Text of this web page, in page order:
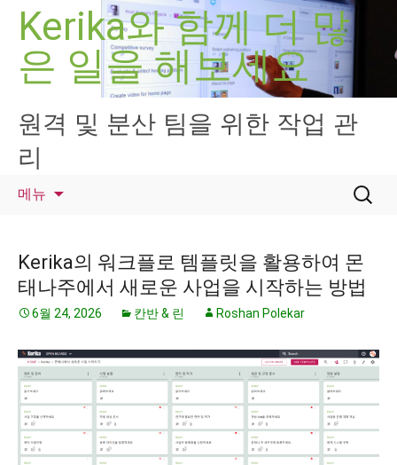
Kerika와 함께 더 많
은 일을 해보세요
원격 및 분산 팀을 위한 작업 관
리
메뉴
검
색:
Kerika의 워크플로 템플릿을 활용하여 몬
태나주에서 새로운 사업을 시작하는 방법
6월 24, 2026 칸반 & 린 Roshan Polekar